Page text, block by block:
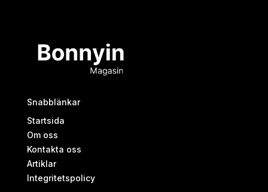
Snabblänkar
Startsida
Om oss
Kontakta oss
Artiklar
Integritetspolicy